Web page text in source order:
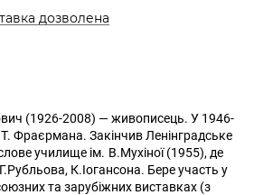
дозволена
(1926-2008) — живописець. У 1946-
Фраєрмана. Закінчив Ленінградське
училище ім. В.Мухіної (1955), де
К.Іогансона. Бере участь у
та зарубіжних виставках (з